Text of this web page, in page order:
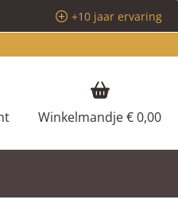
+10 jaar ervaring
je verlanglijstje
Winkelmandje€ 0,00